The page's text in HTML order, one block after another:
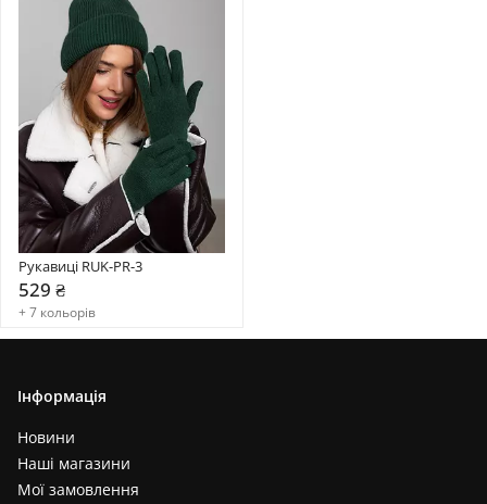
Рукавиці RUK-PR-3
529 ₴
+ 7 кольорів
Інформація
Новини
Наші магазини
Мої замовлення